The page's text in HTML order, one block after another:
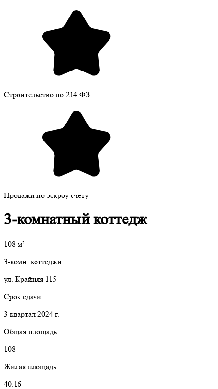
Строительство по 214 ФЗ
Продажи по эскроу счету
3-комнатный коттедж
108 м²
3-комн. коттеджи
ул. Крайняя 115
Срок сдачи
3 квартал 2024 г.
Общая площадь
108
Жилая площадь
40.16